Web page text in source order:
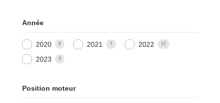
Année
2020 5 2021 7 2022 17
2023 3
Position moteur